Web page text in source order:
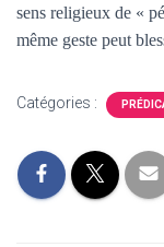
sens religieux de «
même geste peut
Catégories :